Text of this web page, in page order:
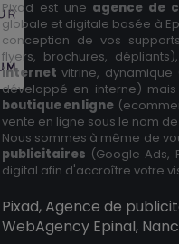
Pixad est une agence de
globale et digitale basée à
conception de vos
flyers, brochures,
internet vitrine,
développé en interne)
boutique en ligne
vente en ligne sous le nom
Nous sommes à même de
publicitaires (Google Ads,
digital afin d'accroître votre
Pixad, Agence de
WebAgency Epinal,